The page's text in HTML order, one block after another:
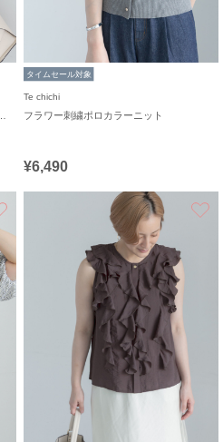
タイムセール対象
Te chichi
フラワー刺繍ポロカラーニット
¥6,490